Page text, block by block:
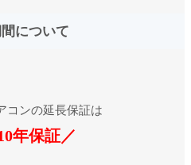
について
コンの延長保証は
年保証／